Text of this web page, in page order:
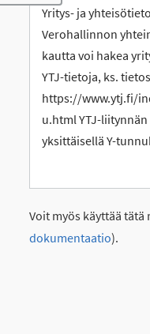
Yritys- ja
Verohallinnon
kautta voi hakea
YTJ-tietoja, ks.
https://www.ytj.fi/
u.html YTJ-
yksittäisellä Y-
Voit myös käyttää tätä
dokumentaatio).